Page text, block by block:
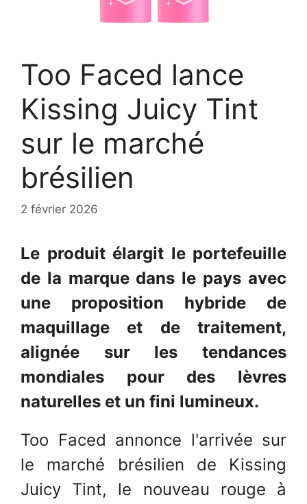
Too Faced lance
Kissing Juicy Tint
sur le marché
brésilien
2 février 2026
Le produit élargit le portefeuille
de la marque dans le pays avec
une proposition hybride de
maquillage et de traitement,
alignée sur les tendances
mondiales pour des lèvres
naturelles et un fini lumineux.
Too Faced annonce l'arrivée sur
le marché brésilien de Kissing
Juicy Tint, le nouveau rouge à